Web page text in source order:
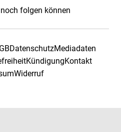
folgen können
DatenschutzMediadaten
KündigungKontakt
Widerruf